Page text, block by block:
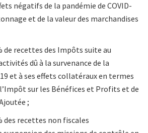
négatifs de la pandémie de COVID-
et de la valeur des marchandises
de recettes des Impôts suite au
dû à la survenance de la
et à ses effets collatéraux en termes
sur les Bénéfices et Profits et de
;
des recettes non fiscales